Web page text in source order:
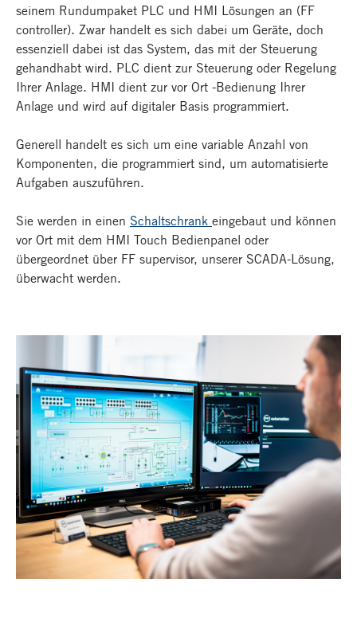
seinem Rundumpaket PLC und HMI Lösungen an (FF
controller). Zwar handelt es sich dabei um Geräte, doch
essenziell dabei ist das System, das mit der Steuerung
gehandhabt wird. PLC dient zur Steuerung oder Regelung
Ihrer Anlage. HMI dient zur vor Ort -Bedienung Ihrer
Anlage und wird auf digitaler Basis programmiert.
Generell handelt es sich um eine variable Anzahl von
Komponenten, die programmiert sind, um automatisierte
Aufgaben auszuführen.
Sie werden in einen Schaltschrank eingebaut und können
vor Ort mit dem HMI Touch Bedienpanel oder
übergeordnet über FF supervisor, unserer SCADA-Lösung,
überwacht werden.